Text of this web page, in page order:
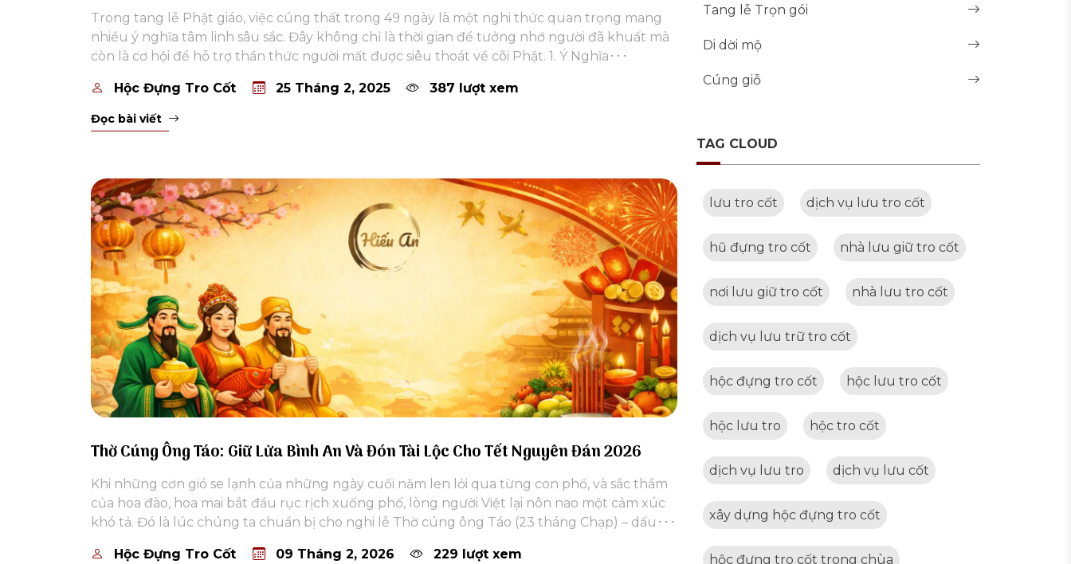
Trong tang lễ Phật giáo, việc cúng thất trong 49 ngày là một nghi thức quan trọng mang
nhiều ý nghĩa tâm linh sâu sắc. Đây không chỉ là thời gian để tưởng nhớ người đã khuất mà
còn là cơ hội để hỗ trợ thần thức người mất được siêu thoát về cõi Phật. 1. Ý Nghĩa･･･
Hộc Đựng Tro Cốt 25 Tháng 2, 2025 387 lượt xem
Đọc bài viết
Thờ Cúng Ông Táo: Giữ Lửa Bình An Và Đón Tài Lộc Cho Tết Nguyên Đán 2026
Khi những cơn gió se lạnh của những ngày cuối năm len lỏi qua từng con phố, và sắc thắm
của hoa đào, hoa mai bắt đầu rục rịch xuống phố, lòng người Việt lại nôn nao một cảm xúc
khó tả. Đó là lúc chúng ta chuẩn bị cho nghi lễ Thờ cúng ông Táo (23 tháng Chạp) – dấu･･･
Hộc Đựng Tro Cốt 09 Tháng 2, 2026 229 lượt xem
Tang lễ Trọn gói
Di dời mộ
Cúng giỗ
TAG CLOUD
lưu tro cốt dịch vụ lưu tro cốt
hũ đựng tro cốt nhà lưu giữ tro cốt
nơi lưu giữ tro cốt nhà lưu tro cốt
dịch vụ lưu trữ tro cốt
hộc đựng tro cốt hộc lưu tro cốt
hộc lưu tro hộc tro cốt
dịch vụ lưu tro dịch vụ lưu cốt
xây dựng hộc đựng tro cốt
hộc đựng tro cốt trong chùa